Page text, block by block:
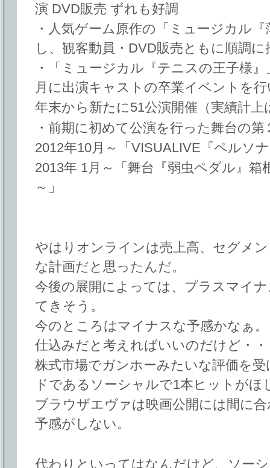
演 DVD販売 ずれも好調
・人気ゲーム原作の「ミュージカル
し、観客動員・DVD販売ともに順調に
・「ミュージカル『テニスの王子様
月に出演キャストの卒業イベントを
年末から新たに51公演開催（実績計上
・前期に初めて公演を行った舞台の
2012年10月～「VISUALIVE『ペルソ
2013年 1月～「舞台『弱虫ペダル』箱
～」
やはりオンラインは売上高、セグメ
な計画だと思ったんだ。
今後の展開によっては、プラスマイ
てきそう。
今のところはマイナスな予感かなぁ
仕込みだと考えればいいのだけど・・
株式市場でガンホーみたいな評価を
ドであるソーシャルで1本ヒットがほ
ブラウザエヴァは映画公開には間に
予感がしない。
代わりといってはなんだけど、ソー